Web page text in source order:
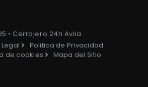
• Cerrajero 24h Avila
Politica de Privacidad
de cookies
Mapa del Sitio